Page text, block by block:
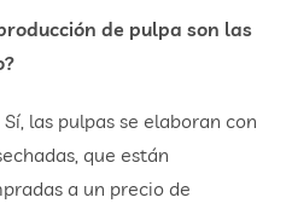
de pulpa son las
las pulpas se elaboran con
que están
a un precio de